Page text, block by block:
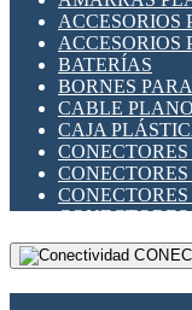
INTERFACES
LLAVES
MEDIDORES
MOTORES
PANTALLAS
PLC -
RELÉS DE
SENSORES
ACCESORIOS
ACCESORIOS
BATERÍAS
BORNES
CABLE PLANO
CAJA
CONECTORES
DIP SWITCHES